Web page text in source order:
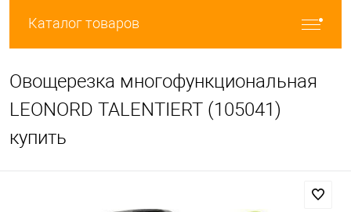
Каталог товаров
Овощерезка многофункциональная
LEONORD TALENTIERT (105041)
купить